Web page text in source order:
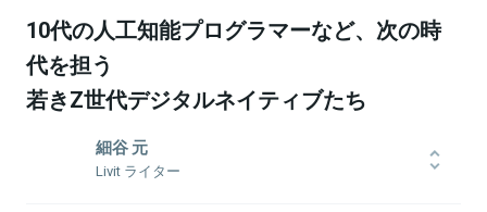
10代の人工知能プログラマーなど、次の時
代を担う
若きZ世代デジタルネイティブたち
細谷 元
Livit ライター